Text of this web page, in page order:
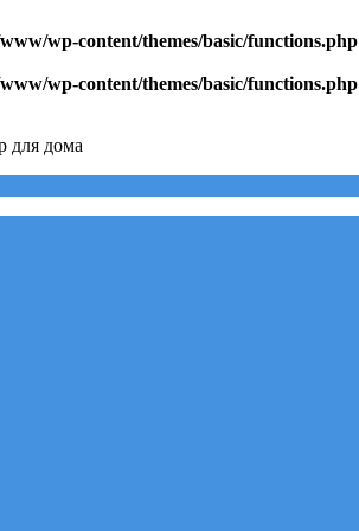
wp-content/themes/basic/functions.php
wp-content/themes/basic/functions.php
для дома